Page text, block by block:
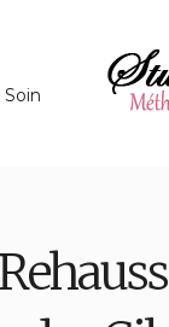
Soin